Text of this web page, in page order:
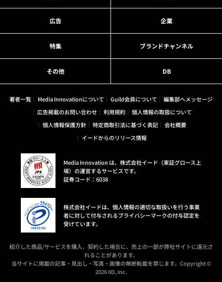
広告 企業
特集 ブランドチャンネル
その他 DB
著者一覧 Media Innovationについて Guild会員について
編集部へメッセージ
広告掲載のお問い合わせ
利用規約
個人情報の取扱について
個人情報保護方針
特定商取引法に基づく表記
会社概要
イードからのリリース情報
Media Innovation は、株式会社イード（東証グロース上
場）の運営するサービスです。
証券コード：6038
株式会社イードは、個人情報の適切な取扱いを行う事業
者に対して付与されるプライバシーマークの付与認定を
受けています。
紹介した商品/サービスを購入、契約した場合に、売上の一部が弊社サイトに還元さ
れることがあります。
当サイトに掲載の記事・見出し・写真・画像の無断転載を禁じます。Copyright ©
2026 IID, Inc.